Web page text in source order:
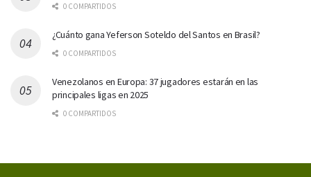
0 COMPARTIDOS
¿Cuánto gana Yeferson Soteldo del Santos en Brasil?
0 COMPARTIDOS
Venezolanos en Europa: 37 jugadores estarán en las
principales ligas en 2025
0 COMPARTIDOS